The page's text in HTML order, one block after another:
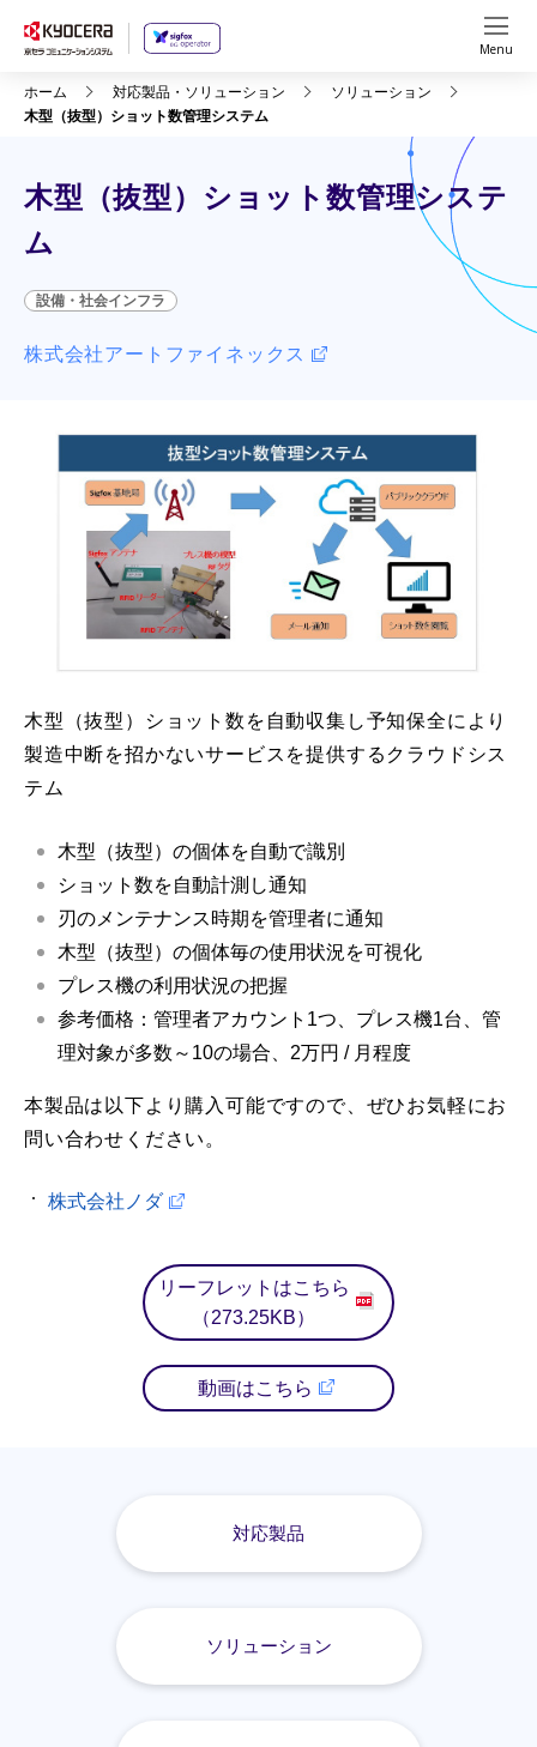
Menu
ホーム 対応製品・ソリューション
ソリューション
木型（抜型）ショット数管理システム
木型（抜型）ショット数管理システ
ム
設備・社会インフラ
株式会社アートファイネックス
木型（抜型）ショット数を自動収集し予知保全により
製造中断を招かないサービスを提供するクラウドシス
テム
木型（抜型）の個体を自動で識別
ショット数を自動計測し通知
刃のメンテナンス時期を管理者に通知
木型（抜型）の個体毎の使用状況を可視化
プレス機の利用状況の把握
参考価格：管理者アカウント1つ、プレス機1台、管
理対象が多数～10の場合、2万円 / 月程度
本製品は以下より購入可能ですので、ぜひお気軽にお
問い合わせください。
株式会社ノダ
リーフレットはこちら
（273.25KB）
動画はこちら
対応製品
ソリューション